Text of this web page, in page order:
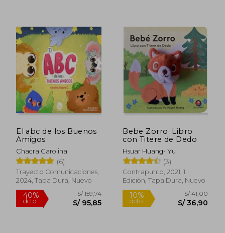
10%
dcto.
S/ 39,90
S/ 35,91
Rápido
40%
dcto. S/
El abc de los Buenos
Amigos
Chacra Carolina
(6)
Trayecto Comunicaciones,
2024, Tapa Dura, Nuevo
Bebe Zorro. Libro
con Titere de Dedo
Hsuar Huang- Yu
(3)
Contrapunto, 2021, 1
Edición, Tapa Dura, Nuevo